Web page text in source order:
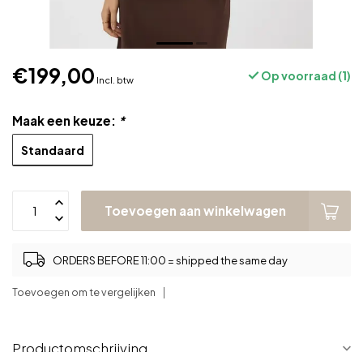
€199,00 Incl. btw Op voorraad (1)
Maak een keuze: *
Standaard
Toevoegen aan winkelwagen
ORDERS BEFORE 11:00 = shipped the same day
Toevoegen om te vergelijken
Productomschrijving